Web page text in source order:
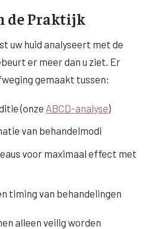
de Praktijk
uw huid analyseert met de
er meer dan u ziet. Er
gemaakt tussen:
(onze ABCD-analyse)
van behandelmodi
voor maximaal effect met
timing van behandelingen
alleen veilig worden